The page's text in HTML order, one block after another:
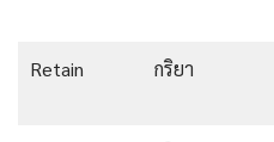
Retain กริยา